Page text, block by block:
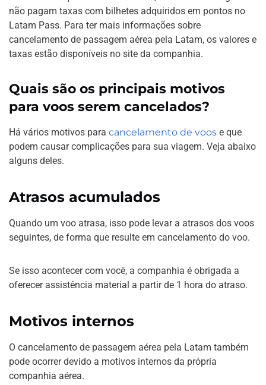
não pagam taxas com bilhetes adquiridos em pontos no
Latam Pass. Para ter mais informações sobre
cancelamento de passagem aérea pela Latam, os valores e
taxas estão disponíveis no site da companhia.
Quais são os principais motivos
para voos serem cancelados?
Há vários motivos para cancelamento de voos e que
podem causar complicações para sua viagem. Veja abaixo
alguns deles.
Atrasos acumulados
Quando um voo atrasa, isso pode levar a atrasos dos voos
seguintes, de forma que resulte em cancelamento do voo.
Se isso acontecer com você, a companhia é obrigada a
oferecer assistência material a partir de 1 hora do atraso.
Motivos internos
O cancelamento de passagem aérea pela Latam também
pode ocorrer devido a motivos internos da própria
companhia aérea.